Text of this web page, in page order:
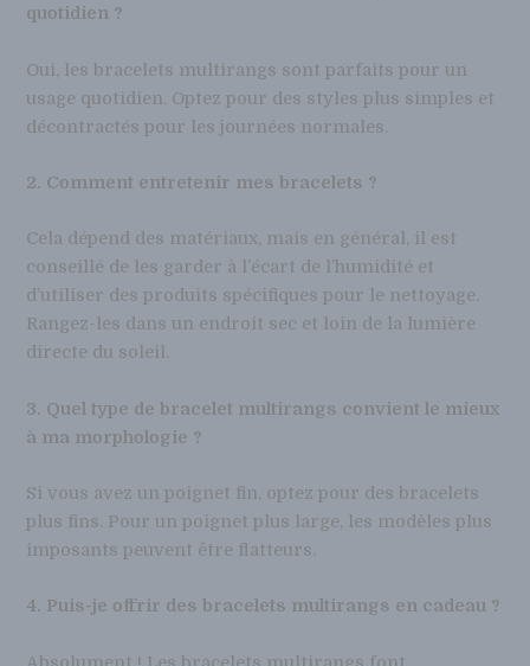
quotidien ?
Oui, les bracelets multirangs sont parfaits pour un
usage quotidien. Optez pour des styles plus simples et
décontractés pour les journées normales.
2. Comment entretenir mes bracelets ?
Cela dépend des matériaux, mais en général, il est
conseillé de les garder à l’écart de l’humidité et
d’utiliser des produits spécifiques pour le nettoyage.
Rangez-les dans un endroit sec et loin de la lumière
directe du soleil.
3. Quel type de bracelet multirangs convient le mieux
à ma morphologie ?
Si vous avez un poignet fin, optez pour des bracelets
plus fins. Pour un poignet plus large, les modèles plus
imposants peuvent être flatteurs.
4. Puis-je offrir des bracelets multirangs en cadeau ?